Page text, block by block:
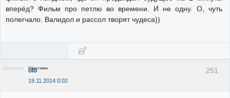
вперёд? Фильм про петлю во времени. И не одну. О, чуть
полегчало. Валидол и рассол творят чудеса))
251
olo
19.11.2014 0:02
Неактивен